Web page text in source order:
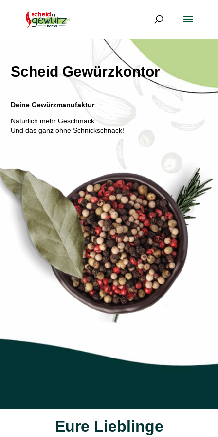
Scheid Gewürzkontor
Deine Gewürzmanufaktur
Natürlich mehr Geschmack.
Und das ganz ohne Schnickschnack!
Eure Lieblinge